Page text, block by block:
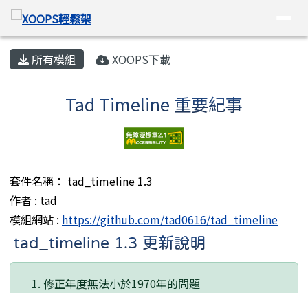
跳至主內容區
XOOPS輕鬆架
導覽列
主內容區域
所有模組 XOOPS下載
Tad Timeline 重要紀事
套件名稱： tad_timeline 1.3
作者 : tad
模組網站 : https://github.com/tad0616/tad_timeline
tad_timeline 1.3 更新說明
修正年度無法小於1970年的問題
頁尾區域